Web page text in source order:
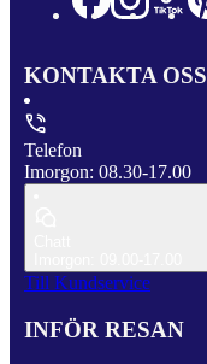
KONTAKTA OSS
Telefon
Imorgon: 08.30-17.00
Till Kundservice
INFÖR RESAN